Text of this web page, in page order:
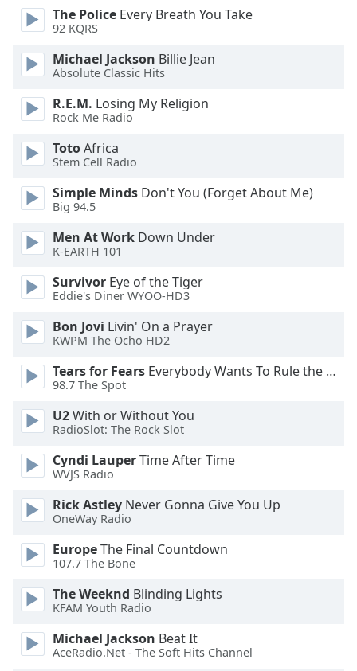
dialog
window.
cancel
and
close
window.
Text
Color
Opacity
Text
Color
Opacity
Caption
Background
Color
Opacity
Font
Size
Text
Edge
The Police Every Breath You Take
92 KQRS
Michael Jackson Billie Jean
Absolute Classic Hits
R.E.M. Losing My Religion
Rock Me Radio
TotoAfrica
Stem Cell Radio
Simple Minds Don't You (Forget About Me)
Big 94.5
Men At Work Down Under
K-EARTH 101
Survivor Eye of the Tiger
Eddie's Diner WYOO-HD3
Bon Jovi Livin' On a Prayer
KWPM The Ocho HD2
Tears for Fears Everybody Wants To Rule the World
98.7 The Spot
U2With or Without You
RadioSlot: The Rock Slot
Cyndi LauperTime After Time
WVJS Radio
Rick Astley Never Gonna Give You Up
OneWay Radio
EuropeThe Final Countdown
107.7 The Bone
The Weeknd Blinding Lights
KFAM Youth Radio
Michael Jackson Beat It
AceRadio.Net - The Soft Hits Channel